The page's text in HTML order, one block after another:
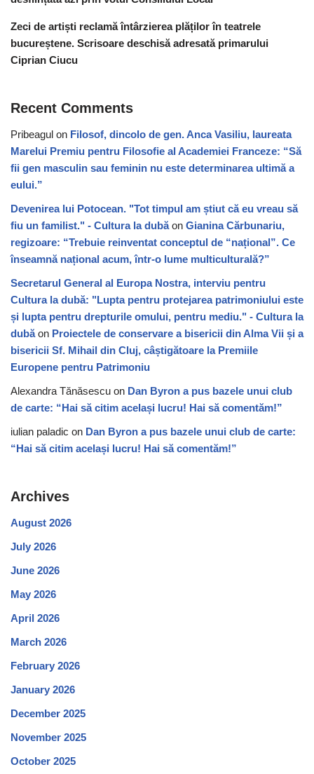
Zeci de artiști reclamă întârzierea plăților în teatrele
bucureștene. Scrisoare deschisă adresată primarului
Ciprian Ciucu
Recent Comments
Pribeagul on Filosof, dincolo de gen. Anca Vasiliu, laureata
Marelui Premiu pentru Filosofie al Academiei Franceze: “Să
fii gen masculin sau feminin nu este determinarea ultimă a
eului.”
Devenirea lui Potocean. "Tot timpul am știut că eu vreau să
fiu un familist." - Cultura la dubăon Gianina Cărbunariu,
regizoare: “Trebuie reinventat conceptul de “național”. Ce
înseamnă național acum, într-o lume multiculturală?”
Secretarul General al Europa Nostra, interviu pentru
Cultura la dubă: "Lupta pentru protejarea patrimoniului este
și lupta pentru drepturile omului, pentru mediu." - Cultura la
dubăon Proiectele de conservare a bisericii din Alma Vii și a
bisericii Sf. Mihail din Cluj, câștigătoare la Premiile
Europene pentru Patrimoniu
Alexandra Tănăsescu on Dan Byron a pus bazele unui club
de carte: “Hai să citim același lucru! Hai să comentăm!”
iulian paladic on Dan Byron a pus bazele unui club de carte:
“Hai să citim același lucru! Hai să comentăm!”
Archives
August 2026
July 2026
June 2026
May 2026
April 2026
March 2026
February 2026
January 2026
December 2025
November 2025
October 2025